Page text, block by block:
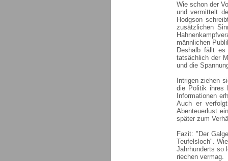
Wie schon der
und vermittelt
Hodgson
zusätzlichen
männlichen
Deshalb fällt
tatsächlich der
und die
Intrigen ziehen
die Politik ihres
Informationen
Auch er
Abenteuerlust
später zum
Fazit: "Der
Teufelsloch".
Jahrhunderts so
riechen vermag.